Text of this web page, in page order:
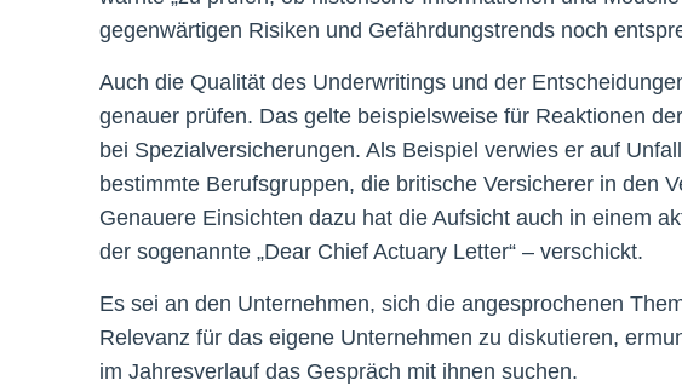
gegenwärtigen Risiken und Gefährdungstrends noch
Auch die Qualität des Underwritings und der
genauer prüfen. Das gelte beispielsweise für Reaktionen
bei Spezialversicherungen. Als Beispiel verwies er auf
bestimmte Berufsgruppen, die britische Versicherer in den
Genauere Einsichten dazu hat die Aufsicht auch in einem
der sogenannte „Dear Chief Actuary Letter“ – verschickt.
Es sei an den Unternehmen, sich die angesprochenen
Relevanz für das eigene Unternehmen zu diskutieren,
im Jahresverlauf das Gespräch mit ihnen suchen.